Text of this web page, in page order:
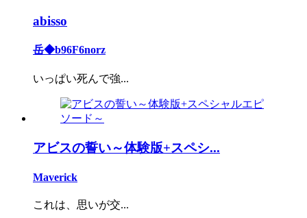
abisso
岳◆b96F6norz
いっぱい死んで強...
アビスの誓い～体験版+スペシ...
Maverick
これは、思いが交...